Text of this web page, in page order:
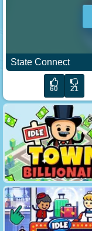
State Connect
60 21